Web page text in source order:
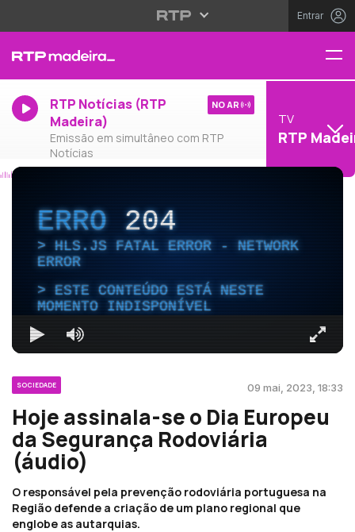
Entrar
RTP Notícias (RTP
Madeira)
Emissão em simultâneo com RTP
Notícias
NO AR
TV
RTP
ERRO204
HLS.JS FATAL ERROR - NETWORK
ERROR
ESTE CONTEÚDO ESTÁ NESTE
MOMENTO INDISPONÍVEL
SOCIEDADE 09 mai, 2023, 18:33
Hoje assinala-se o Dia Europeu
da Segurança Rodoviária
(áudio)
O responsável pela prevenção rodoviária portuguesa na
Região defende a criação de um plano regional que
englobe as autarquias.